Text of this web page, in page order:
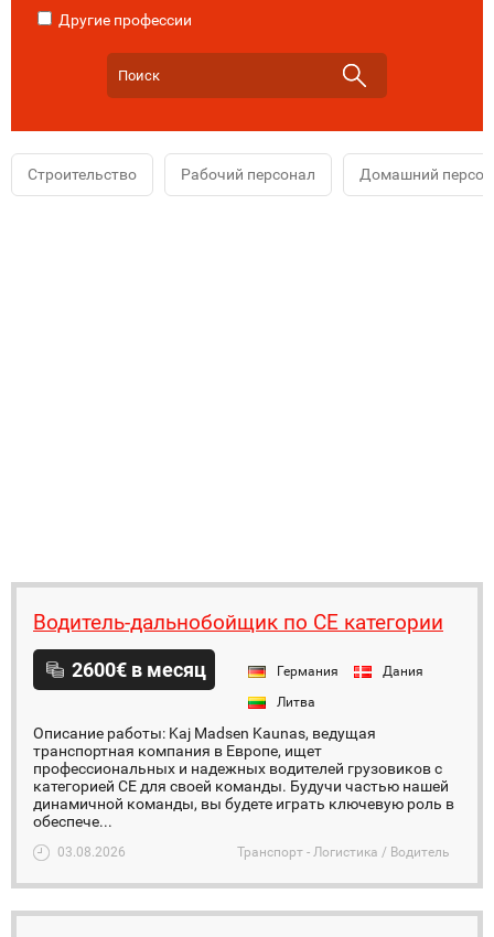
Другие профессии
Строительство Рабочий персонал Домашний
Водитель-дальнобойщик по СЕ категории
2600€ в месяц Германия
Дания
Литва
Описание работы: Kaj Madsen Kaunas, ведущая
транспортная компания в Европе, ищет
профессиональных и надежных водителей грузовиков с
категорией CE для своей команды. Будучи частью нашей
динамичной команды, вы будете играть ключевую роль в
обеспече...
03.08.2026 Транспорт - Логистика / Водитель